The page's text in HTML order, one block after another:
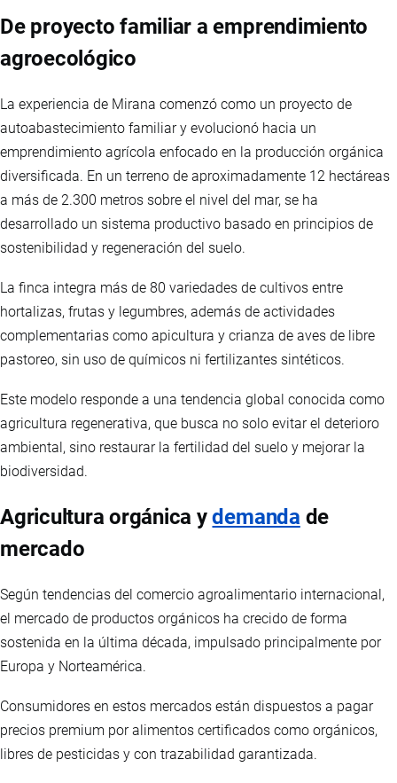
De proyecto familiar a emprendimiento
agroecológico
La experiencia de Mirana comenzó como un proyecto de
autoabastecimiento familiar y evolucionó hacia un
emprendimiento agrícola enfocado en la producción orgánica
diversificada. En un terreno de aproximadamente 12 hectáreas
a más de 2.300 metros sobre el nivel del mar, se ha
desarrollado un sistema productivo basado en principios de
sostenibilidad y regeneración del suelo.
La finca integra más de 80 variedades de cultivos entre
hortalizas, frutas y legumbres, además de actividades
complementarias como apicultura y crianza de aves de libre
pastoreo, sin uso de químicos ni fertilizantes sintéticos.
Este modelo responde a una tendencia global conocida como
agricultura regenerativa, que busca no solo evitar el deterioro
ambiental, sino restaurar la fertilidad del suelo y mejorar la
biodiversidad.
Agricultura orgánica ydemanda de
mercado
Según tendencias del comercio agroalimentario internacional,
el mercado de productos orgánicos ha crecido de forma
sostenida en la última década, impulsado principalmente por
Europa y Norteamérica.
Consumidores en estos mercados están dispuestos a pagar
precios premium por alimentos certificados como orgánicos,
libres de pesticidas y con trazabilidad garantizada.